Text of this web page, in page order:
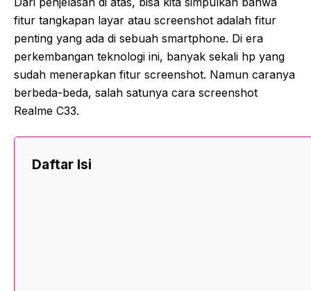
fitur tangkapan layar atau screenshot adalah fitur
penting yang ada di sebuah smartphone. Di era
perkembangan teknologi ini, banyak sekali hp yang
sudah menerapkan fitur screenshot. Namun caranya
berbeda-beda, salah satunya cara screenshot
Realme C33.
Daftar Isi